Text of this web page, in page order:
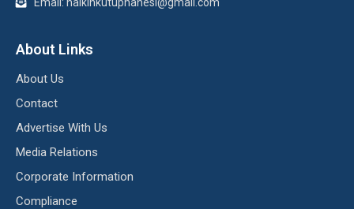
About Links
About Us
Contact
Advertise With Us
Media Relations
Corporate Information
Compliance